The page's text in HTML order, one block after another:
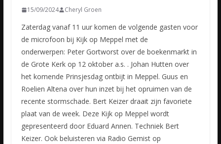
15/09/2024 Cheryl Groen
Zaterdag vanaf 11 uur komen de volgende gasten voor
de microfoon bij Kijk op Meppel met de
onderwerpen: Peter Gortworst over de boekenmarkt in
de Grote Kerk op 12 oktober a.s. . Johan Hutten over
het komende Prinsjesdag ontbijt in Meppel. Guus en
Roelien Altena over hun inzet bij het opruimen van de
recente stormschade. Bert Keizer draait zijn favoriete
plaat van de week. Deze Kijk op Meppel wordt
gepresenteerd door Eduard Annen. Techniek Bert
Keizer. Ook beluisteren via Radio Gemist op